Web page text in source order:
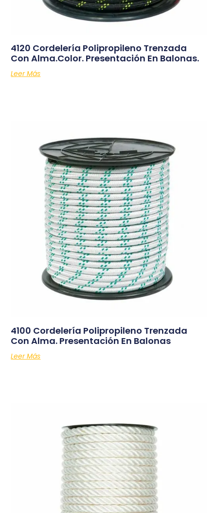
4120 Cordelería Polipropileno Trenzada
Con Alma.Color. Presentación En Balonas.
Leer Más
4100 Cordelería Polipropileno Trenzada
Con Alma. Presentación En Balonas
Leer Más